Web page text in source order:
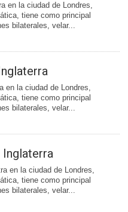
en la ciudad de Londres,
tiene como principal
bilaterales, velar...
en la ciudad de Londres,
tiene como principal
bilaterales, velar...
Inglaterra
en la ciudad de Londres,
tiene como principal
bilaterales, velar...